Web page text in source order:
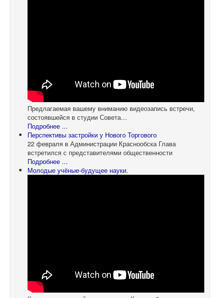
Предлагаемая вашему вниманию видеозапись встречи,
состоявшейся в студии Совета…
Подробнее ...
Перспективы застройки у Нового Торгового
22 февраля в Администрации Краснообска Глава
встретился с представителями общественности
Подробнее ...
Молодые учёные-будущее науки.